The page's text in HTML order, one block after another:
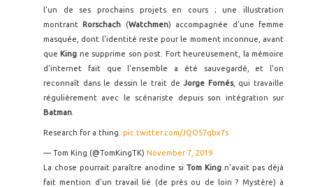
l'un de ses prochains projets en cours ; une illustration
montrant Rorschach (Watchmen) accompagnée d'une femme
masquée, dont l'identité reste pour le moment inconnue, avant
que King ne supprime son post. Fort heureusement, la mémoire
d'internet fait que l'ensemble a été sauvegardé, et l'on
reconnaît dans le dessin le trait deJorge Fornés, qui travaille
régulièrement avec le scénariste depuis son intégration sur
Batman
Research for a thing. pic.twitter.com/JQOS7qbx7s
— Tom King (@TomKingTK) November 7, 2019
La chose pourrait paraître anodine si Tom King n'avait pas déjà
fait mention d'un travail lié (de près ou de loin ? Mystère) à